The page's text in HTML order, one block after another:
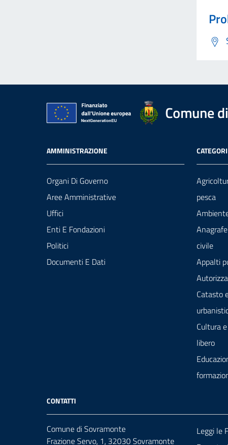
Comune
AMMINISTRAZIONE
Organi Di Governo
Aree Amministrative
Uffici
Enti E Fondazioni
Politici
Documenti E Dati
pesca
civile
Appalti
Catasto
Cultura
libero
CONTATTI
Comune di Sovramonte
Frazione Servo, 1, 32030 Sovramonte
Leggi le